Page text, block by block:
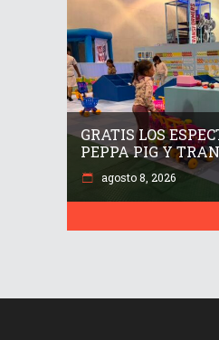
GRATIS LOS
PEPPA PIG Y
agosto 8, 2026